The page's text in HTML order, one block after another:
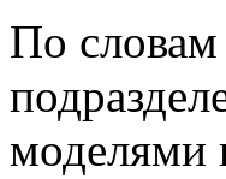
По
моделями